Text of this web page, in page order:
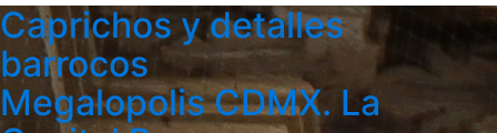
Caprichos y detalles
barrocos
Megalopolis CDMX. La